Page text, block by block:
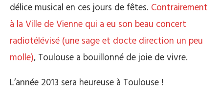
délice musical en ces jours de fêtes. Contrairement
à la Ville de Vienne qui a eu son beau concert
radiotélévisé (une sage et docte direction un peu
molle), Toulouse a bouillonné de joie de vivre.
L’année 2013 sera heureuse à Toulouse !